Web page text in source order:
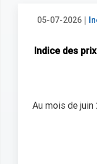
05-07-2026 |
Indice des
Au mois de